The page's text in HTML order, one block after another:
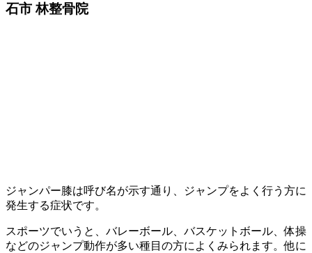
石市 林整骨院
ジャンパー膝は呼び名が示す通り、ジャンプをよく行う方に
発生する症状です。
スポーツでいうと、バレーボール、バスケットボール、体操
などのジャンプ動作が多い種目の方によくみられます。他に